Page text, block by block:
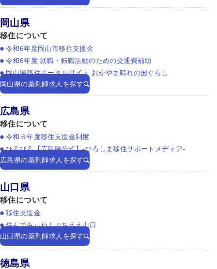
岡山県
移住について
令和6年度岡山市移住支援金
令和6年度 就職・転職活動のための交通費補助
岡山県移住ポータルサイト おかやま晴れの国ぐらし
岡山県の薬剤師求人を探す
広島県
移住について
令和６年度移住支援金制度
ひろびろ【広島県公式】-ひろしま移住サポートメディア-
広島県の薬剤師求人を探す
山口県
移住について
移住支援金
住んでみぃね！ぶちええ山口
山口県の薬剤師求人を探す
徳島県